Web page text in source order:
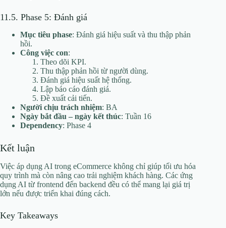
11.5. Phase 5: Đánh giá
Mục tiêu phase: Đánh giá hiệu suất và thu thập phản
hồi.
Công việc con:
Theo dõi KPI.
Thu thập phản hồi từ người dùng.
Đánh giá hiệu suất hệ thống.
Lập báo cáo đánh giá.
Đề xuất cải tiến.
Người chịu trách nhiệm: BA
Ngày bắt đầu – ngày kết thúc: Tuần 16
Dependency: Phase 4
Kết luận
Việc áp dụng AI trong eCommerce không chỉ giúp tối ưu hóa
quy trình mà còn nâng cao trải nghiệm khách hàng. Các ứng
dụng AI từ frontend đến backend đều có thể mang lại giá trị
lớn nếu được triển khai đúng cách.
Key Takeaways